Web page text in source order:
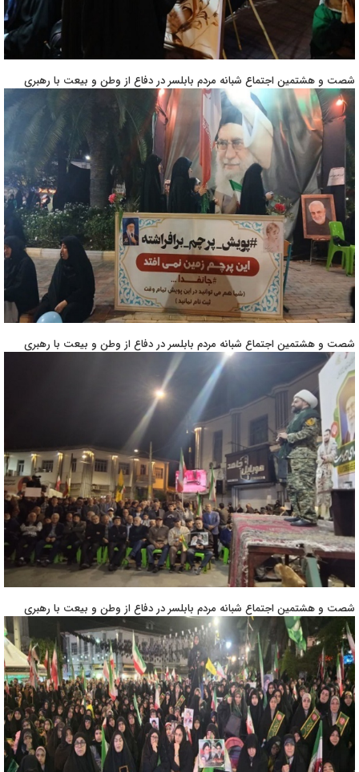
شصت و هشتمین اجتماع شبانه مردم بابلسر در دفاع از وطن و بیعت با رهبری
شصت و هشتمین اجتماع شبانه مردم بابلسر در دفاع از وطن و بیعت با رهبری
شصت و هشتمین اجتماع شبانه مردم بابلسر در دفاع از وطن و بیعت با رهبری